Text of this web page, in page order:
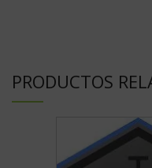
PRODUCTOS